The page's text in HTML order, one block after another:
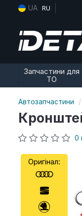
UA RU
Запчастини для
ТО
Автозапчастини
0
Оригінал: